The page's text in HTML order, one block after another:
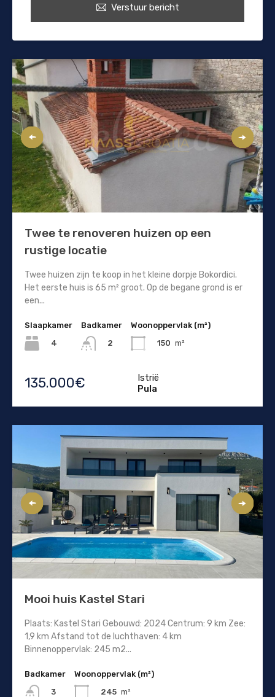
Verstuur bericht
Twee te renoveren huizen op een
rustige locatie
Twee huizen zijn te koop in het kleine dorpje Bokordici.
Het eerste huis is 65 m² groot. Op de begane grond is er
een...
Slaapkamer
4
Badkamer
2
Woonoppervlak (m²)
150 m²
135.000€
Istrië
Pula
Mooi huis Kastel Stari
Plaats: Kastel Stari Gebouwd: 2024 Centrum: 9 km Zee:
1,9 km Afstand tot de luchthaven: 4 km
Binnenoppervlak: 245 m2...
Badkamer
3
Woonoppervlak (m²)
245 m²